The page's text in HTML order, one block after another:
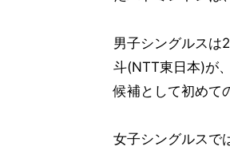
男子シングルスは
斗(NTT東日本)が
候補として初めて
女子シングルスで